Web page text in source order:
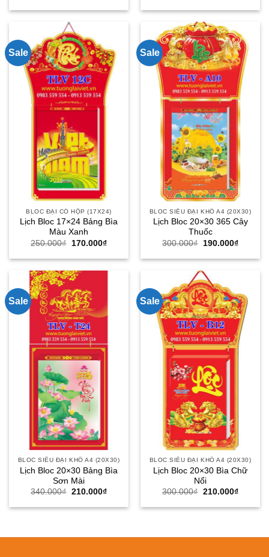
là:
tại
là:
tại
Sale
BLOC ĐẠI CÓ HỘP (17X24)
Lịch Bloc 17×24 Bảng Bìa
Màu Xanh
250.000₫
Giá
là:
170.000₫Giá
tại
Sale
BLOC SIÊU ĐẠI KHỔ A4 (20X30)
Lịch Bloc 20×30 365 Cây
Thuốc
300.000₫
Giá
là:
190.000₫Giá
tại
Sale
BLOC SIÊU ĐẠI KHỔ A4 (20X30)
Lịch Bloc 20×30 Bảng Bìa
Sơn Mài
340.000₫ Giá
là:
210.000₫Giá
tại
Sale
BLOC SIÊU ĐẠI KHỔ A4 (20X30)
Lịch Bloc 20×30 Bìa Chữ
Nổi
300.000₫ Giá
là:
210.000₫Giá
tại